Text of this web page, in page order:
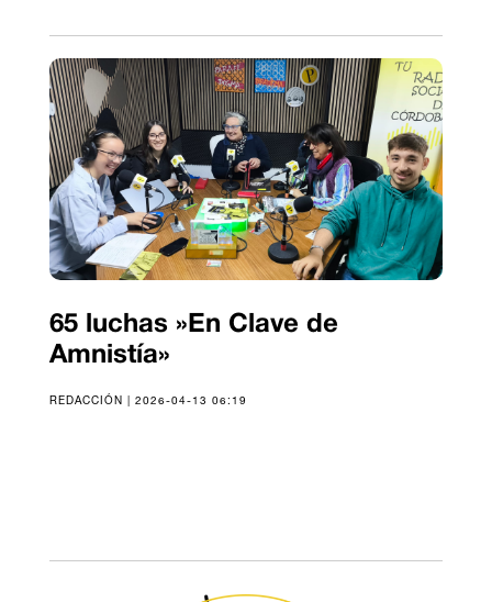
65 luchas »En Clave de
Amnistía»
REDACCIÓN | 2026-04-13 06:19